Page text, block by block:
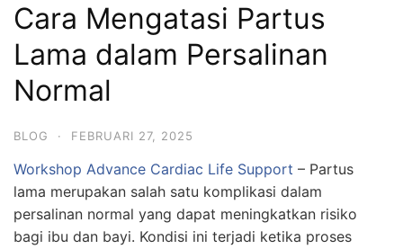
Cara Mengatasi Partus
Lama dalam Persalinan
Normal
BLOG · FEBRUARI 27, 2025
Workshop Advance Cardiac Life Support – Partus
lama merupakan salah satu komplikasi dalam
persalinan normal yang dapat meningkatkan risiko
bagi ibu dan bayi. Kondisi ini terjadi ketika proses